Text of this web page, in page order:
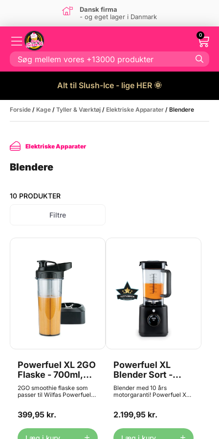
0
Alt til Slush-Ice - lige HER 🌞
Forside / Kage / Tyller & Værktøj / Elektriske Apparater / Blendere
Elektriske Apparater
Blendere
10 PRODUKTER
Filtre
Powerfuel XL 2GO
Flaske - 700ml,
Wilfa
2GO smoothie flaske som
passer til Wilfas Powerfuel
flasken kan du blende din
proteinshake direkte i
flasken og tage den med på
399,95 kr.
Powerfuel XL
Blender Sort -
2000 Watt, Wilfa
Blender med 10 års
motorgaranti! Powerfuel XL
watt med seks
der arbejder med 32.000
omdrejninger i minuttet,
2.199,95 kr.